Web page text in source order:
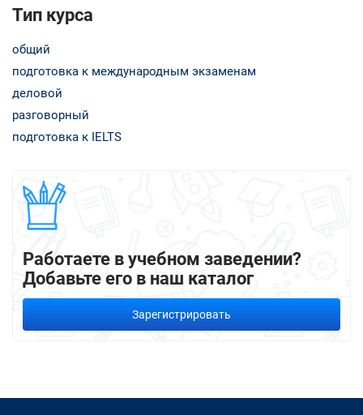
Тип курса
общий
подготовка к международным экзаменам
деловой
разговорный
подготовка к IELTS
Работаете в учебном заведении?
Добавьте его в наш каталог
Зарегистрировать